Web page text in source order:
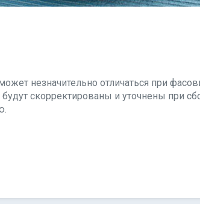
незначительно отличаться при
скорректированы и уточнены при